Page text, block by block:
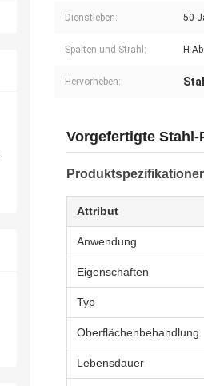
Dienstleben: 50
Spalten und Strahl: H-
Hervorheben:
Vorgefertigte
Attribut
Anwendung
Eigenschaften
Typ
Oberflächenbehandlung
Lebensdauer